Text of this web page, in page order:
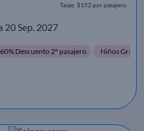
Tasas: $152 por pasajero
20 Sep. 2027
60% Descuento 2º pasajero Niños Gratis